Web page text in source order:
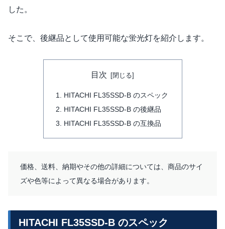
した。
そこで、後継品として使用可能な蛍光灯を紹介します。
目次
HITACHI FL35SSD-B のスペック
HITACHI FL35SSD-B の後継品
HITACHI FL35SSD-B の互換品
価格、送料、納期やその他の詳細については、商品のサイ
ズや色等によって異なる場合があります。
HITACHI FL35SSD-B のスペック